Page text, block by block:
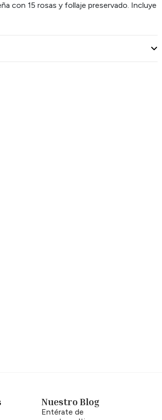
con 15 rosas y follaje preservado. Incluye
Nuestro Blog
Entérate de